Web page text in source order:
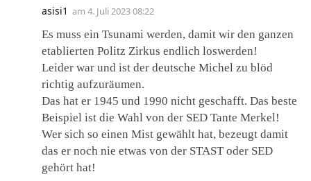
asisi1 am 4. Juli 2023 08:22
Es muss ein Tsunami werden, damit wir den ganzen
etablierten Politz Zirkus endlich loswerden!
Leider war und ist der deutsche Michel zu blöd
richtig aufzuräumen.
Das hat er 1945 und 1990 nicht geschafft. Das beste
Beispiel ist die Wahl von der SED Tante Merkel!
Wer sich so einen Mist gewählt hat, bezeugt damit
das er noch nie etwas von der STAST oder SED
gehört hat!